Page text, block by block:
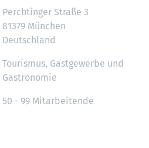
Perchtinger Straße 3
81379 München
Deutschland
Tourismus, Gastgewerbe und
Gastronomie
50 - 99 Mitarbeitende